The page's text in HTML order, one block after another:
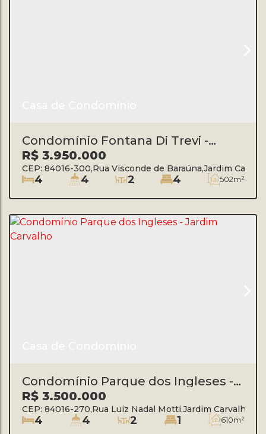
Condomínio Fontana Di Trevi -
Jardim Carvalho
R$3.950.000
CEP: 84016-300,Rua Visconde de Baraúna,Jardim
4 4 2 4 502m²
Condomínio Parque dos Ingleses -
Jardim Carvalho
R$3.500.000
CEP: 84016-270,Rua Luiz Nadal Motti,Jardim Carvalho
4 4 2 1 610m²